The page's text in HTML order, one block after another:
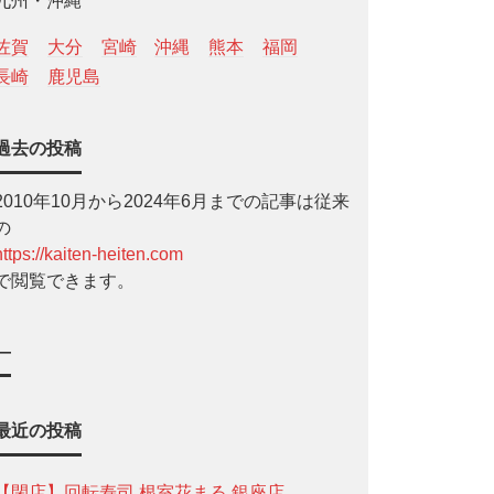
賀 大分 宮崎 沖縄 熊本
福岡
崎
鹿児島
去の投稿
年10月から2024年6月までの記事は従来
kaiten-heiten.com
閲覧できます。
近の投稿